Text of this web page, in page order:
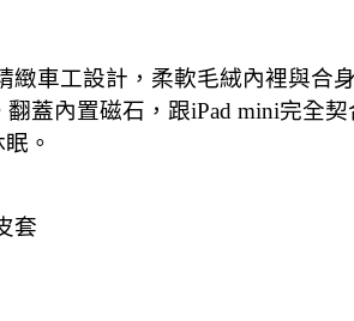
車工設計，柔軟毛絨內裡與合
蓋內置磁石，跟iPad mini完全
。
套